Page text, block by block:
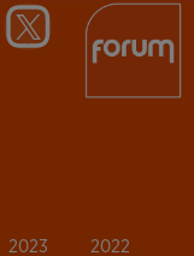
2023 2022